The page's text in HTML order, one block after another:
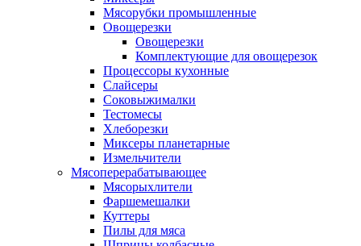
Мясорубки промышленные
Овощерезки
Овощерезки
Комплектующие для овощерезок
Процессоры кухонные
Слайсеры
Соковыжималки
Тестомесы
Хлеборезки
Миксеры планетарные
Измельчители
Мясоперерабатывающее
Мясорыхлители
Фаршемешалки
Куттеры
Пилы для мяса